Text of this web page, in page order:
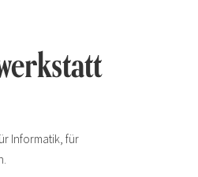
Informatik, für